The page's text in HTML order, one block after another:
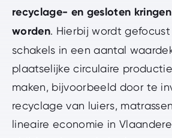
recyclage- en gesloten
worden. Hierbij wordt
schakels in een aantal
plaatselijke circulaire
maken, bijvoorbeeld door te
recyclage van luiers,
lineaire economie in